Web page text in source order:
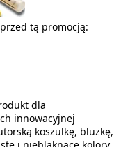
tą promocją:
dla
innowacyjnej
koszulkę, bluzkę,